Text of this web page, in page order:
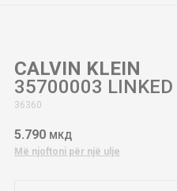
CALVIN KLEIN
35700003 LINKED
36360
5.790 МКД
Më njoftoni për një ulje